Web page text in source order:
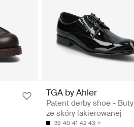
TGA by Ahler
Patent derby shoe - Buty
ze skóry lakierowanej
39 40 41 42 43